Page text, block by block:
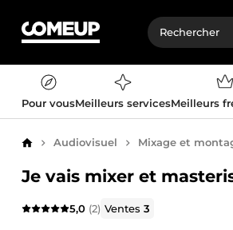
Pour vousMeilleurs servicesMeilleurs
AccueilAudiovisuel Mixage et
Je vais mixer et
5,0 (2) Ventes3